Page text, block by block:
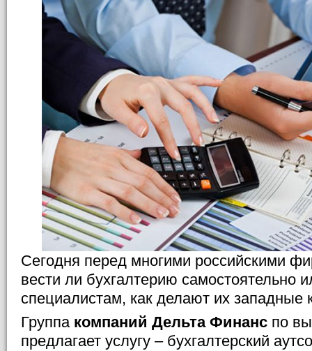
Сегодня перед многими российскими
вести ли бухгалтерию самостоятельно
специалистам, как делают их западные
Группа компаний Дельта Финанс по
предлагает услугу – бухгалтерский